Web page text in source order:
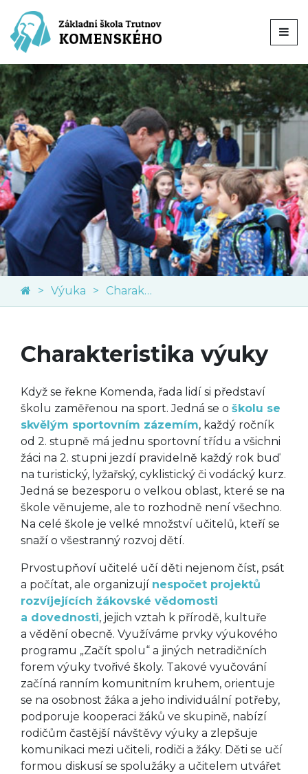
Výuka Charakteristika
Charakteristika výuky
Když se řekne Komenda, řada lidí si představí
školu zaměřenou na sport. Jedná se o školu se
skvělým sportovním zázemím, každý ročník
od 2. stupně má jednu sportovní třídu a všichni
žáci na 2. stupni jezdí pravidelně každý rok buď
na turistický, lyžařský, cyklistický či vodácký kurz.
Jedná se bezesporu o velkou oblast, které se na
škole věnujeme, ale to rozhodně není všechno.
Na celé škole je velké množství učitelů, kteří se
snaží o všestranný rozvoj dětí.
Prvostupňoví učitelé učí děti nejenom číst, psát
a počítat, ale organizují nespočet projektů
rozvíjejících žákovské vědomosti
a dovednosti, jejich vztah k přírodě, kultuře
a vědění obecně. Využíváme prvky výukového
programu „Začít spolu“ a jiných netradičních
forem výuky tvořivé školy. Takové vyučování
začíná ranním komunitním kruhem, orientuje
se na osobnost žáka a jeho individuální potřeby,
podporuje kooperaci žáků ve skupině, nabízí
rodičům častější návštěvy výuky a zlepšuje
komunikaci mezi učiteli, rodiči a žáky. Děti se učí
formou diskusí se spolužáky a učitelem utvářet